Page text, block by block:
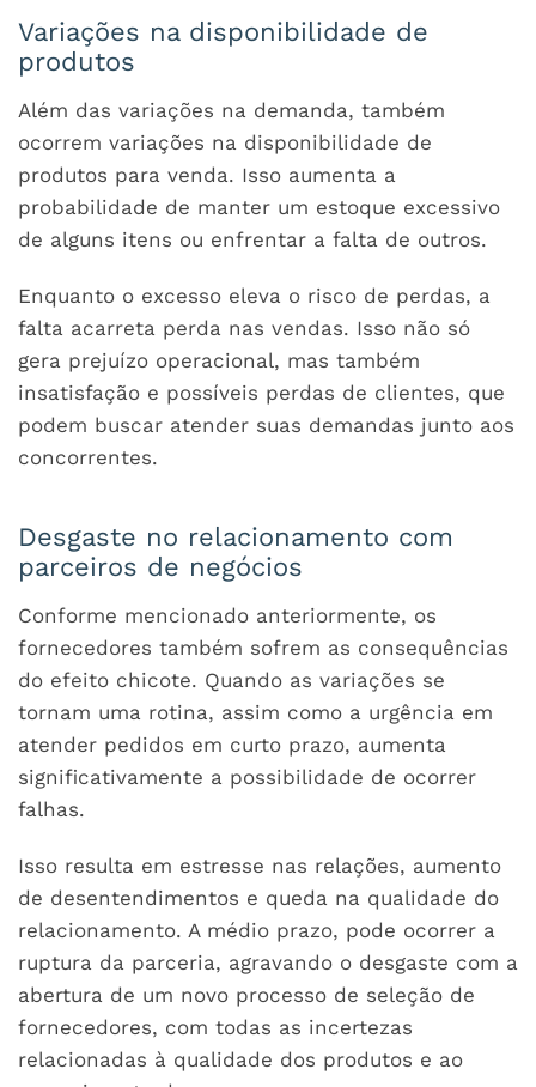
Variações na disponibilidade de
produtos
Além das variações na demanda, também
ocorrem variações na disponibilidade de
produtos para venda. Isso aumenta a
probabilidade de manter um estoque excessivo
de alguns itens ou enfrentar a falta de outros.
Enquanto o excesso eleva o risco de perdas, a
falta acarreta perda nas vendas. Isso não só
gera prejuízo operacional, mas também
insatisfação e possíveis perdas de clientes, que
podem buscar atender suas demandas junto aos
concorrentes.
Desgaste no relacionamento com
parceiros de negócios
Conforme mencionado anteriormente, os
fornecedores também sofrem as consequências
do efeito chicote. Quando as variações se
tornam uma rotina, assim como a urgência em
atender pedidos em curto prazo, aumenta
significativamente a possibilidade de ocorrer
falhas.
Isso resulta em estresse nas relações, aumento
de desentendimentos e queda na qualidade do
relacionamento. A médio prazo, pode ocorrer a
ruptura da parceria, agravando o desgaste com a
abertura de um novo processo de seleção de
fornecedores, com todas as incertezas
relacionadas à qualidade dos produtos e ao